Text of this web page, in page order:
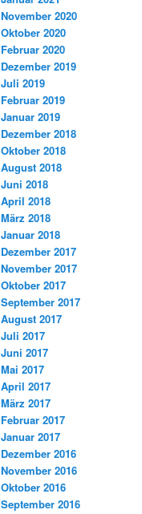
November 2020
Oktober 2020
Februar 2020
Dezember 2019
Juli 2019
Februar 2019
Januar 2019
Dezember 2018
Oktober 2018
August 2018
Juni 2018
April 2018
März 2018
Januar 2018
Dezember 2017
November 2017
Oktober 2017
September 2017
August 2017
Juli 2017
Juni 2017
Mai 2017
April 2017
März 2017
Februar 2017
Januar 2017
Dezember 2016
November 2016
Oktober 2016
September 2016